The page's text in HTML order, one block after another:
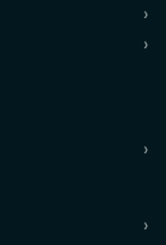
›
›
›
›